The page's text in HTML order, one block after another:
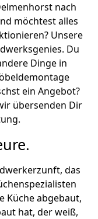
nach
möchtest alles
Unsere
Du
Dinge in
ein Angebot?
übersenden Dir
das
Küche abgebaut,
hat, der weiß,